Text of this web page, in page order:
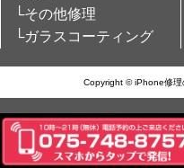
└その他修理
└ガラスコーティング
Copyright © iPhone修理